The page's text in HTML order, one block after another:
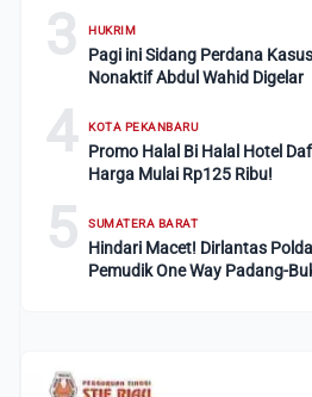
3 HUKRIM
Pagi ini Sidang Perdana
Nonaktif Abdul Wahid Digelar
4 KOTA PEKANBARU
Promo Halal Bi Halal Hotel
Harga Mulai Rp125 Ribu!
5 SUMATERA BARAT
Hindari Macet! Dirlantas
Pemudik One Way Padang-